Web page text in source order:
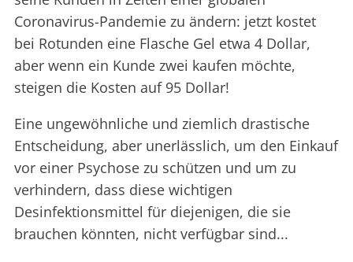
Coronavirus-Pandemie zu ändern: jetzt kostet
bei Rotunden eine Flasche Gel etwa 4 Dollar,
aber wenn ein Kunde zwei kaufen möchte,
steigen die Kosten auf 95 Dollar!
Eine ungewöhnliche und ziemlich drastische
Entscheidung, aber unerlässlich, um den Einkauf
vor einer Psychose zu schützen und um zu
verhindern, dass diese wichtigen
Desinfektionsmittel für diejenigen, die sie
brauchen könnten, nicht verfügbar sind...